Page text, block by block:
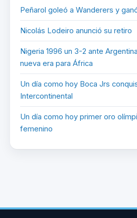
Peñarol goleó a Wanderers y
Nicolás Lodeiro anunció su retiro
Nigeria 1996 un 3-2 ante
nueva era para África
Un día como hoy Boca Jrs
Intercontinental
Un día como hoy primer oro
femenino